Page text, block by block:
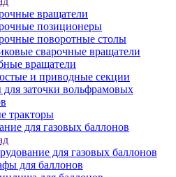
вращатели
позиционеры
поворотные столы
сварочные вращатели
вращатели
и приводные секции
заточки вольфрамовых
тракторы
для газовых баллонов
для газовых баллонов
для баллонов